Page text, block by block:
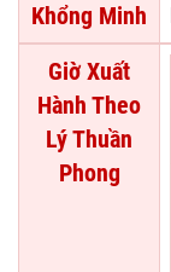
Khổng Minh
Giờ Xuất
Hành Theo
Lý Thuần
Phong